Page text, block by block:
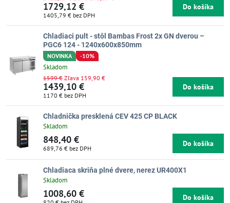
1729,12 €
1405,79 € bez DPH
Do košíka
Chladiaci pult - stôl Bambas Frost 2x GN dverou –
PGC6 124 - 1240x600x850mm
NOVINKA -10%
Skladom
1439,10 €
1170 € bez DPH
1599 € Zľava 159,90 €
Do košíka
Chladnička presklená CEV 425 CP BLACK
Skladom
848,40 €
689,76 € bez DPH
Do košíka
Chladiaca skriňa plné dvere, nerez UR400X1
Skladom
1008,60 € Do košíka